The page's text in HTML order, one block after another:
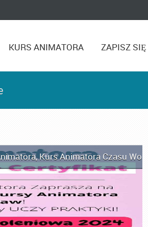
KURS ANIMATORA ZAPISZ
,Kurs Animatora Czasu